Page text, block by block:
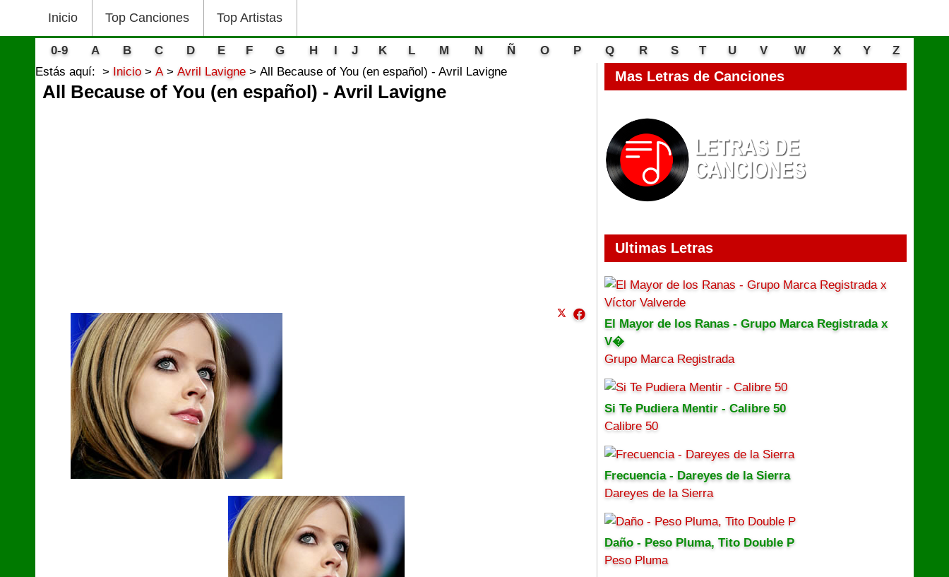
Inicio Top Canciones Top Artistas
0-9 A B C D E F G H I J K L M N Ñ O P Q R S T U V W X Y
Z
Estás aquí:
Inicio A Avril Lavigne All Because of You (en español) - Avril Lavigne
All Because of You (en español) - Avril Lavigne
Mas Letras de Canciones
Ultimas Letras
El Mayor de los Ranas - Grupo Marca Registrada x
V�
Grupo Marca Registrada
Si Te Pudiera Mentir - Calibre 50
Calibre 50
Frecuencia - Dareyes de la Sierra
Dareyes de la Sierra
Daño - Peso Pluma, Tito Double P
Peso Pluma